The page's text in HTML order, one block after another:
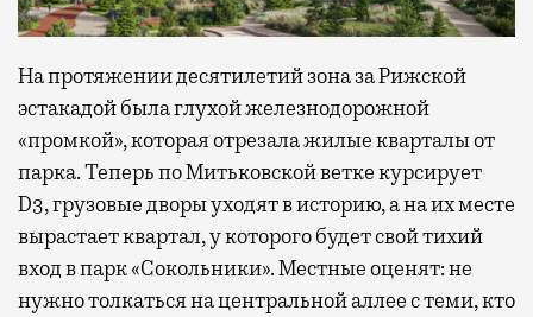
На протяжении десятилетий зона за Рижской
эстакадой была глухой железнодорожной
«промкой», которая отрезала жилые кварталы от
парка. Теперь по Митьковской ветке курсирует
D3, грузовые дворы уходят в историю, а на их месте
вырастает квартал, у которого будет свой тихий
вход в парк «Сокольники». Местные оценят: не
нужно толкаться на центральной аллее с теми, кто